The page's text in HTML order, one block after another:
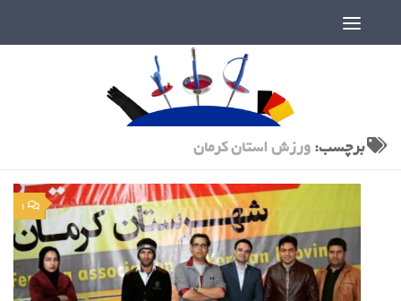
برچسب:ورزش استان کرمان
1